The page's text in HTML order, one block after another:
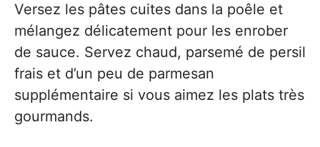
Versez les pâtes cuites dans la poêle et
mélangez délicatement pour les enrober
de sauce. Servez chaud, parsemé de persil
frais et d’un peu de parmesan
supplémentaire si vous aimez les plats très
gourmands.